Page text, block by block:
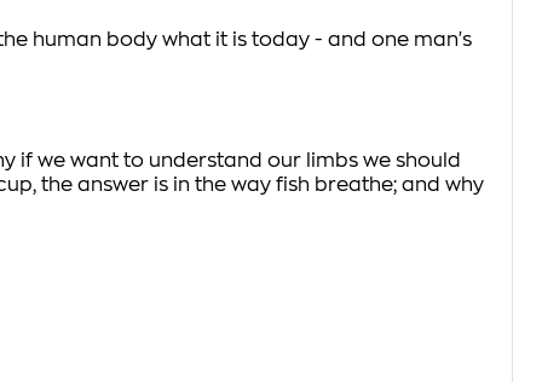
human body what it is today - and one man's
if we want to understand our limbs we should
the answer is in the way fish breathe; and why